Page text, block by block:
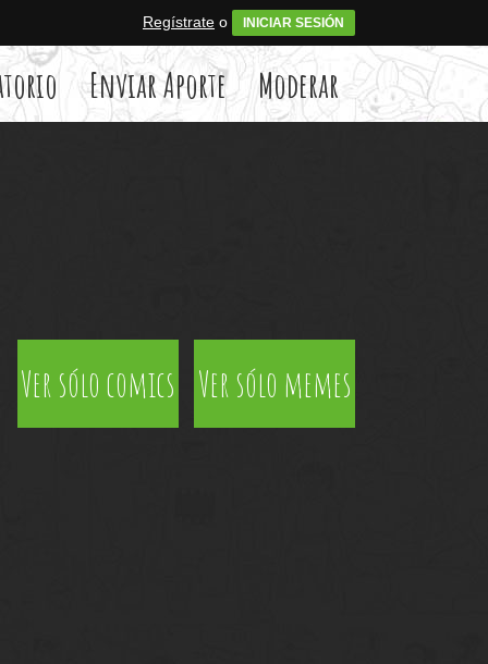
Regístrate o INICIAR SESIÓN
Enviar Aporte Moderar
Ver sólo comics Ver sólo memes